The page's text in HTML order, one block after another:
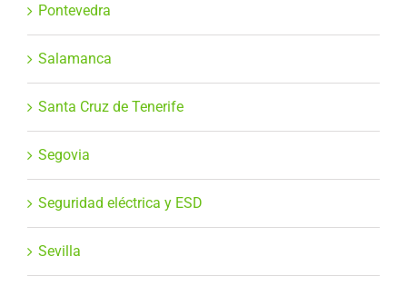
Pontevedra
Salamanca
Santa Cruz de Tenerife
Segovia
Seguridad eléctrica y ESD
Sevilla